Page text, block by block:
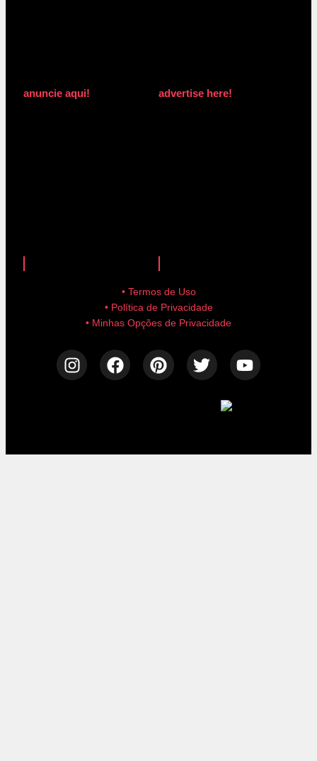
anuncie aqui! advertise here!
• Termos de Uso
• Política de Privacidade
• Minhas Opções de Privacidade